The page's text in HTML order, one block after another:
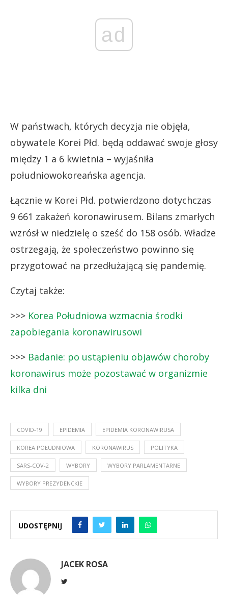
ad
W państwach, których decyzja nie objęła,
obywatele Korei Płd. będą oddawać swoje głosy
między 1 a 6 kwietnia – wyjaśniła
południowokoreańska agencja.
Łącznie w Korei Płd. potwierdzono dotychczas
9 661 zakażeń koronawirusem. Bilans zmarłych
wzrósł w niedzielę o sześć do 158 osób. Władze
ostrzegają, że społeczeństwo powinno się
przygotować na przedłużającą się pandemię.
Czytaj także:
>>> Korea Południowa wzmacnia środki
zapobiegania koronawirusowi
>>> Badanie: po ustąpieniu objawów choroby
koronawirus może pozostawać w organizmie
kilka dni
COVID-19 EPIDEMIA EPIDEMIA KORONAWIRUSA
KOREA POŁUDNIOWA KORONAWIRUS POLITYKA
SARS-COV-2 WYBORY WYBORY PARLAMENTARNE
WYBORY PREZYDENCKIE
UDOSTĘPNIJ
JACEK ROSA